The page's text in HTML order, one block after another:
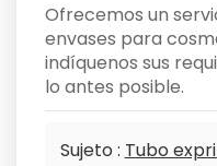
Ofrecemos un
envases para
indíquenos sus
lo antes posible.
Sujeto : Tubo